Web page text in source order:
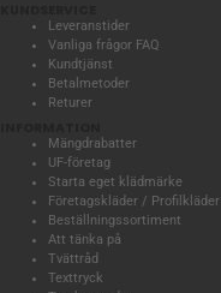
Leveranstider
Vanliga frågor FAQ
Kundtjänst
Betalmetoder
Returer
Mängdrabatter
UF-företag
Starta eget klädmärke
Företagskläder / Profilkläder
Beställningssortiment
Att tänka på
Tvättråd
Texttryck